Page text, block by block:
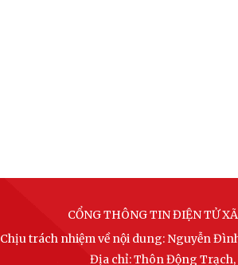
CỔNG THÔNG TIN ĐIỆN TỬ
Chịu trách nhiệm về nội dung: Nguyễn
Địa chỉ: Thôn Động Trạch,